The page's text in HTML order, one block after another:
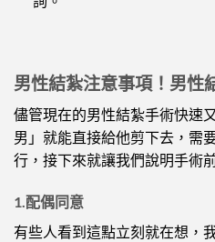
男性結紮注意事項！男性
儘管現在的男性結紮手術快速
男」就能直接給他剪下去，需
行，接下來就讓我們說明手術
1.配偶同意
有些人看到這點立刻就在想，